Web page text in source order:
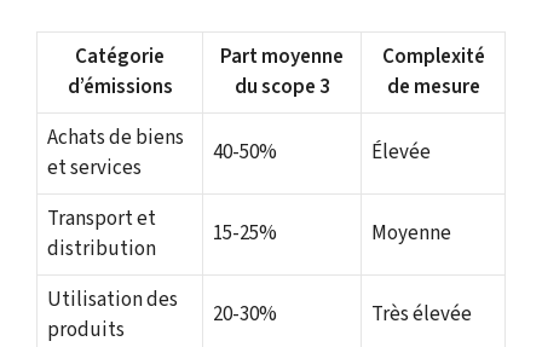
Catégorie
d’émissions
Part moyenne
du scope 3
Complexité
de mesure
Achats de biens
et services
40-50% Élevée
Transport et
distribution
15-25% Moyenne
Utilisation des
produits
20-30% Très élevée